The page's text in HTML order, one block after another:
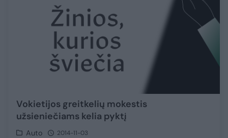
Vokietijos greitkelių mokestis
užsieniečiams kelia pyktį
Auto 2014-11-03